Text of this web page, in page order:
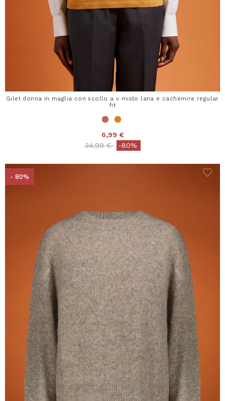
Gilet donna in maglia con scollo a v misto lana e cachemire regular
fit
6,99 €
Price reduced from
34,99 €to-80%
- 80%